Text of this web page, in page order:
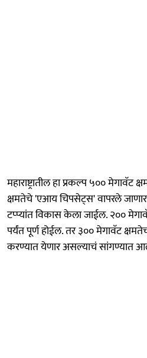
महाराष्ट्रातील हा प्रकल्प ५००
क्षमतेचे 'एआय चिपसेट्स' वापरले
टप्प्यांत विकास केला जाईल. २००
पर्यंत पूर्ण होईल. तर ३०० मेगावॅट
करण्यात येणार असल्याचं सांगण्यात